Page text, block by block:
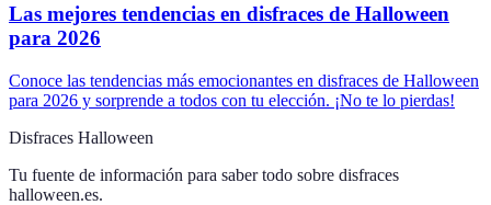
Las mejores tendencias en disfraces de Halloween
para 2026
Conoce las tendencias más emocionantes en disfraces de Halloween
para 2026 y sorprende a todos con tu elección. ¡No te lo pierdas!
Disfraces Halloween
Tu fuente de información para saber todo sobre disfraces
halloween.es.